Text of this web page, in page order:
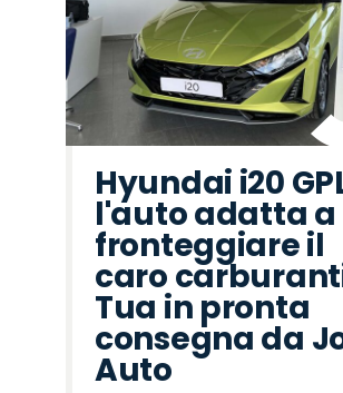
Hyundai i20
l'auto adatta a
fronteggiare il
caro
Tua in pronta
consegna da
Auto